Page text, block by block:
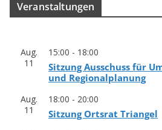
Ver­an­stal­tun­gen
Aug.
11
15:00 - 18:00
Sit­zung Aus­schuss für
und Regionalplanung
Aug.
11
18:00 - 20:00
Sit­zung Orts­rat Triangel